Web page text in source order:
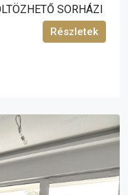
SORHÁZI
Részletek